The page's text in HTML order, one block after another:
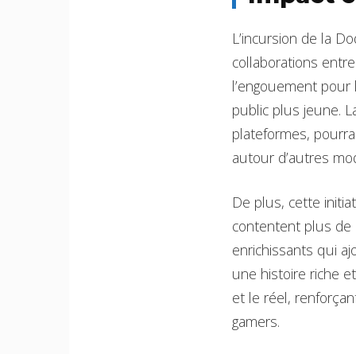
L’incursion de la
collaborations
l’engouement
public plus jeune.
plateformes,
autour d’autres
De plus, cette
contentent plus de
enrichissants qui
une histoire riche
et le réel,
gamers.